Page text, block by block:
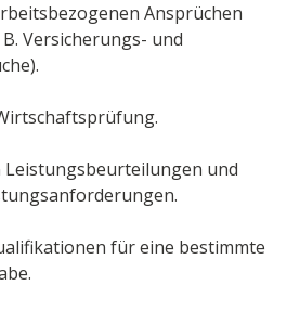
Ansprüchen
Versicherungs- und
Leistungsbeurteilungen und
für eine bestimmte